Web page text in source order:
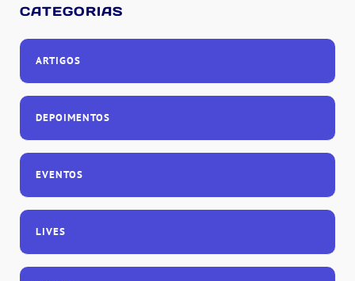
CATEGORIAS
ARTIGOS
DEPOIMENTOS
EVENTOS
LIVES